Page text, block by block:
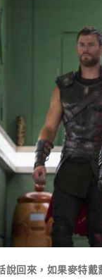
回來，如果麥特戴